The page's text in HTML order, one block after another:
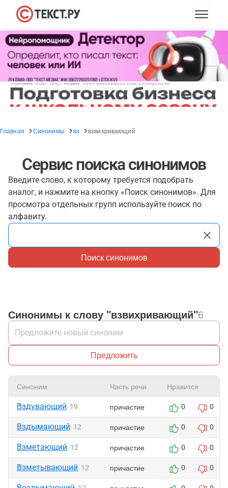
Главная Синонимы вз взвихривающий
Сервис поиска синонимов
Введите слово, к которому требуется подобрать
аналог, и нажмите на кнопку «Поиск синонимов». Для
просмотра отдельных групп используйте поиск по
алфавиту.
Поиск синонимов
Синонимы к слову "взвихривающий"6
Предложить
Синоним Часть речи Нравится
Вздувающий 19 причастие 0 0
Вздымающий 12 причастие 0 0
Взметающий 12 причастие 0 0
Взметывающий 12 причастие 0 0